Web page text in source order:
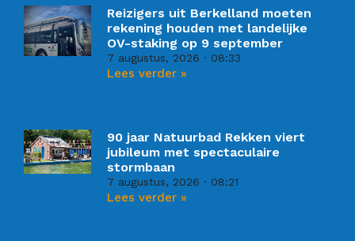
Reizigers uit Berkelland moeten
rekening houden met landelijke
OV-staking op 9 september
7 augustus, 2026 08:33
Lees verder »
90 jaar Natuurbad Rekken viert
jubileum met spectaculaire
stormbaan
7 augustus, 2026 08:21
Lees verder »